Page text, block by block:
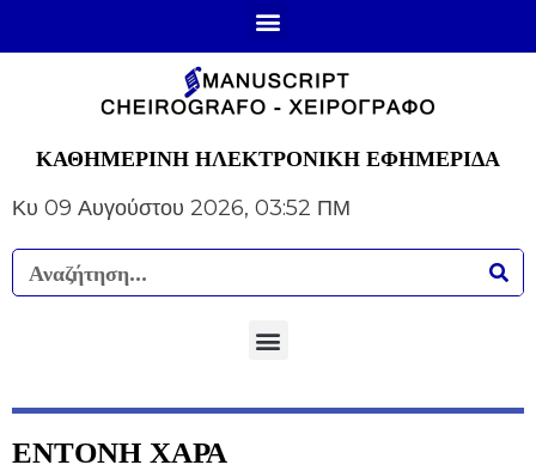
ΚΑΘΗΜΕΡΙΝΗ ΗΛΕΚΤΡΟΝΙΚΗ ΕΦΗΜΕΡΙΔΑ
Κυ 09 Αυγούστου 2026, 03:52 ΠΜ
ΕΝΤΟΝΗ ΧΑΡΑ